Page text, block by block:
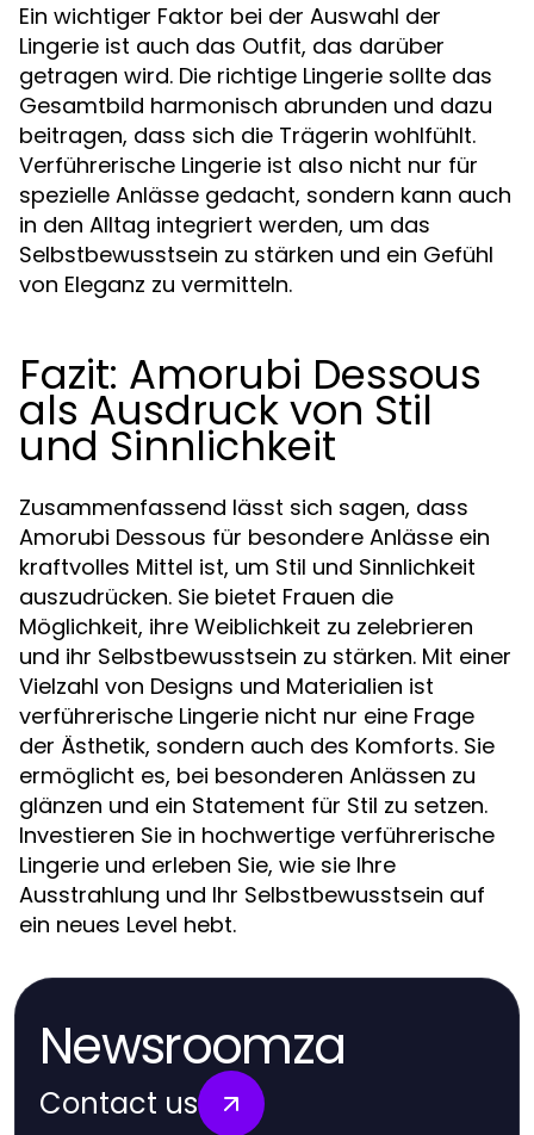
Ein wichtiger Faktor bei der Auswahl der
Lingerie ist auch das Outfit, das darüber
getragen wird. Die richtige Lingerie sollte das
Gesamtbild harmonisch abrunden und dazu
beitragen, dass sich die Trägerin wohlfühlt.
Verführerische Lingerie ist also nicht nur für
spezielle Anlässe gedacht, sondern kann auch
in den Alltag integriert werden, um das
Selbstbewusstsein zu stärken und ein Gefühl
von Eleganz zu vermitteln.
Fazit: Amorubi Dessous
als Ausdruck von Stil
und Sinnlichkeit
Zusammenfassend lässt sich sagen, dass
Amorubi Dessous für besondere Anlässe ein
kraftvolles Mittel ist, um Stil und Sinnlichkeit
auszudrücken. Sie bietet Frauen die
Möglichkeit, ihre Weiblichkeit zu zelebrieren
und ihr Selbstbewusstsein zu stärken. Mit einer
Vielzahl von Designs und Materialien ist
verführerische Lingerie nicht nur eine Frage
der Ästhetik, sondern auch des Komforts. Sie
ermöglicht es, bei besonderen Anlässen zu
glänzen und ein Statement für Stil zu setzen.
Investieren Sie in hochwertige verführerische
Lingerie und erleben Sie, wie sie Ihre
Ausstrahlung und Ihr Selbstbewusstsein auf
ein neues Level hebt.
Newsroomza
Contact us